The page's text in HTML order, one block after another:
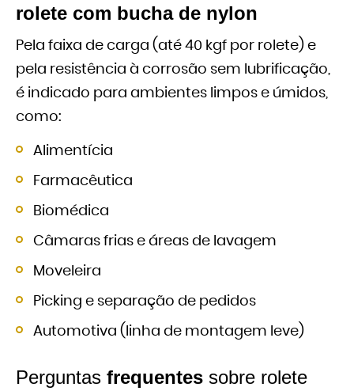
rolete com bucha de nylon
Pela faixa de carga (até 40 kgf por rolete) e
pela resistência à corrosão sem lubrificação,
é indicado para ambientes limpos e úmidos,
como:
Alimentícia
Farmacêutica
Biomédica
Câmaras frias e áreas de lavagem
Moveleira
Picking e separação de pedidos
Automotiva (linha de montagem leve)
Perguntas frequentes sobre rolete